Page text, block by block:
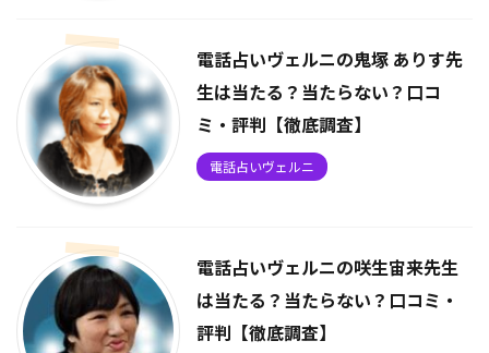
電話占いヴェルニの鬼塚 ありす先
生は当たる？当たらない？口コ
ミ・評判【徹底調査】
電話占いヴェルニ
電話占いヴェルニの咲生宙来先生
は当たる？当たらない？口コミ・
評判【徹底調査】